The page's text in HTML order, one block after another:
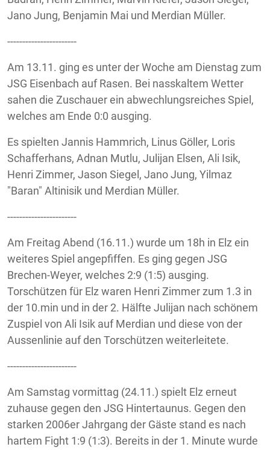
Jano Jung, Benjamin Mai und Merdian Müller.
-----------------------
Am 13.11. ging es unter der Woche am Dienstag zum
JSG Eisenbach auf Rasen. Bei nasskaltem Wetter
sahen die Zuschauer ein abwechlungsreiches Spiel,
welches am Ende 0:0 ausging.
Es spielten Jannis Hammrich, Linus Göller, Loris
Schafferhans, Adnan Mutlu, Julijan Elsen, Ali Isik,
Henri Zimmer, Jason Siegel, Jano Jung, Yilmaz
"Baran" Altinisik und Merdian Müller.
-----------------------
Am Freitag Abend (16.11.) wurde um 18h in Elz ein
weiteres Spiel angepfiffen. Es ging gegen JSG
Brechen-Weyer, welches 2:9 (1:5) ausging.
Torschützen für Elz waren Henri Zimmer zum 1.3 in
der 10.min und in der 2. Hälfte Julijan nach schönem
Zuspiel von Ali Isik auf Merdian und diese von der
Aussenlinie auf den Torschützen weiterleitete.
-----------------------
Am Samstag vormittag (24.11.) spielt Elz erneut
zuhause gegen den JSG Hintertaunus. Gegen den
starken 2006er Jahrgang der Gäste stand es nach
hartem Fight 1:9 (1:3). Bereits in der 1. Minute wurde